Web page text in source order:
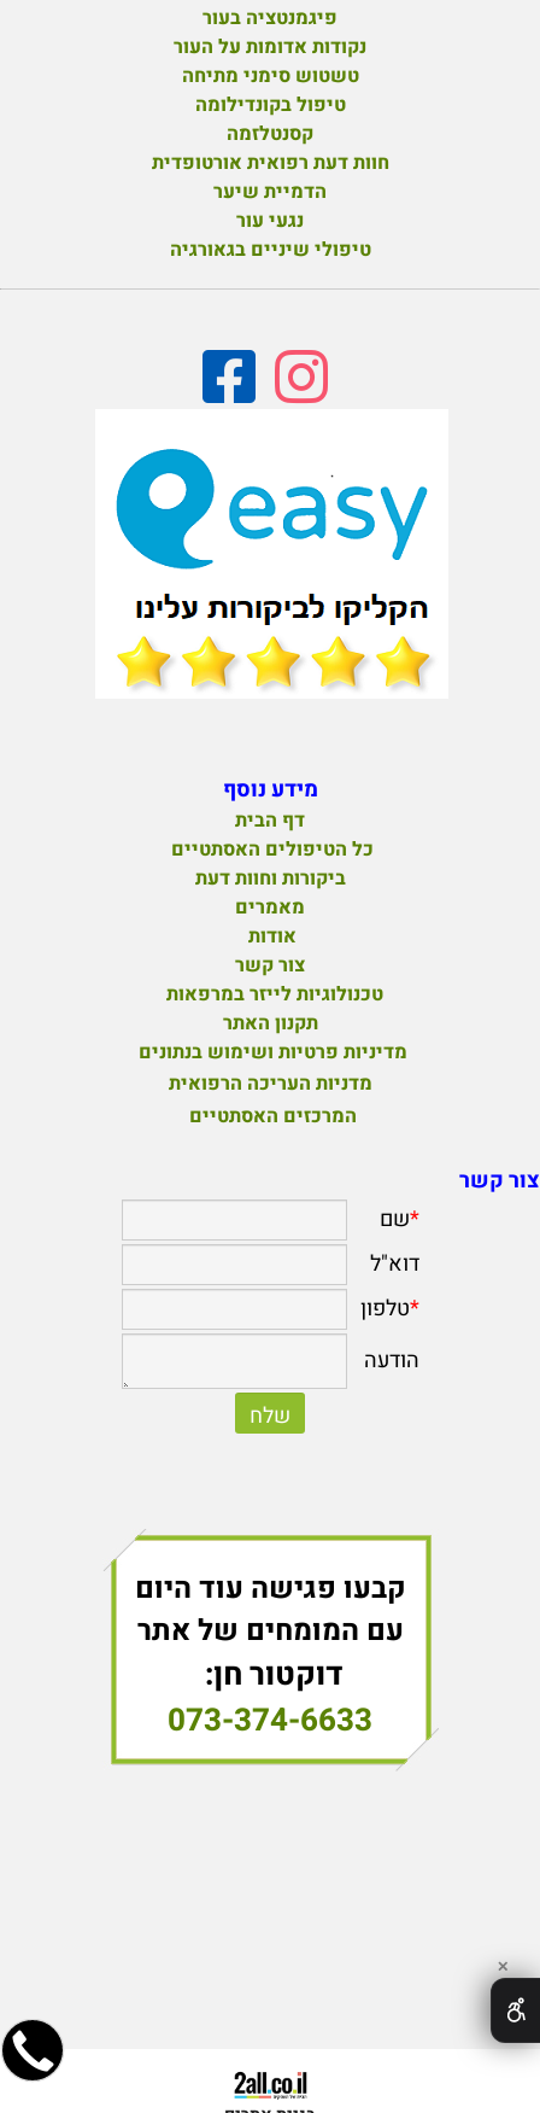
פיגמנטציה בעור
נקודות אדומות על העור
טשטוש סימני מתיחה
טיפול בקונדילומה
קסנטלזמה
חוות דעת רפואית אורטופדית
הדמיית שיער
נגעי עור
טיפולי שיניים בגאורגיה
מידע נוסף
דף הבית
כל הטיפולים האסתטיים
ביקורות וחוות דעת
מאמרים
אודות
צור קשר
טכנולוגיות לייזר במרפאות
תקנון האתר
מדיניות פרטיות ושימוש בנתונים
מדניות העריכה הרפואית
המרכזים האסתטיים
צור קשר
קבעו פגישה עוד היום
עם המומחים של אתר
דוקטור חן:
073-374-6633
✕